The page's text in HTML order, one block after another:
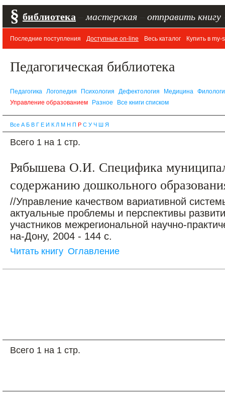
§ библиотека мастерская отправить книгу
Последние поступления Доступные on-line Весь каталог Купить в my-
Педагогическая библиотека
Педагогика Логопедия Психология Дефектология Медицина
Управление образованием
Разное Все книги списком
Все А Б В Г Е И К Л М Н П Р С У Ч Ш Я
Всего 1 на 1 стр.
Рябышева О.И. Специфика
содержанию дошкольного
//Управление качеством вариативной
актуальные проблемы и перспективы
участников межрегиональной научно-
на-Дону, 2004 - 144 с.
Читать книгу Оглавление
Всего 1 на 1 стр.